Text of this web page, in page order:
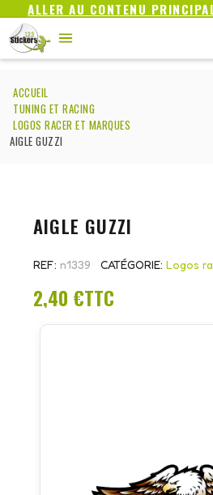
ALLER AU CONTENU
ACCUEIL
TUNING ET RACING
LOGOS RACER ET MARQUES
AIGLE GUZZI
AIGLE GUZZI
REF n1339 CATÉGORIE Logos
2,40 €TTC